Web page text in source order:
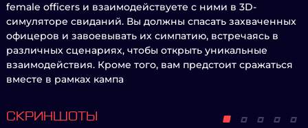
female officers и взаимодействуете с ними в 3D-
симуляторе свиданий. Вы должны спасать захваченных
офицеров и завоевывать их симпатию, встречаясь в
различных сценариях, чтобы открыть уникальные
взаимодействия. Кроме того, вам предстоит сражаться
вместе в рамках кампа
СКРИНШОТЫ